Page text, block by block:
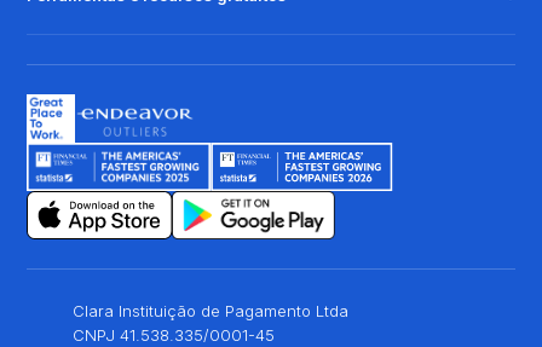
Clara Instituição de Pagamento Ltda
CNPJ 41.538.335/0001-45